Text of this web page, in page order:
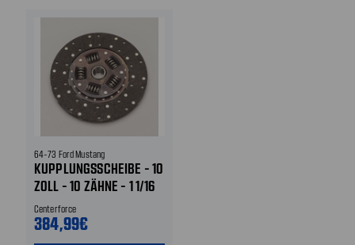
64-73 Ford Mustang
KUPPLUNGSSCHEIBE - 10
ZOLL - 10 ZÄHNE - 1 1/16
ZOLL EINGANGSWELLE
Centerforce
384,99€